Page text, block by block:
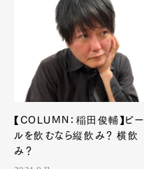
【COLUMN：稲田俊輔】ビー
ルを飲むなら縦飲み？ 横飲
み？